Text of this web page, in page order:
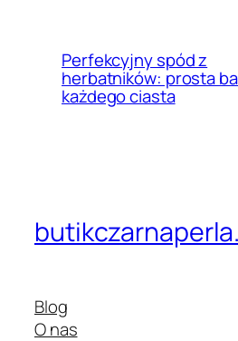
Perfekcyjny spód z
herbatników: prosta
każdego ciasta
Blog
O nas